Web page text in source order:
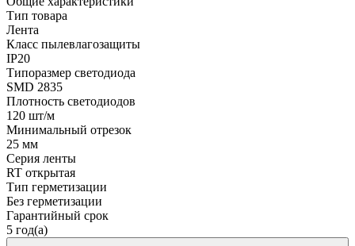
Тип товара
Лента
Класс пылевлагозащиты
IP20
Типоразмер светодиода
SMD 2835
Плотность светодиодов
120 шт/м
Минимальный отрезок
25 мм
Серия ленты
RT открытая
Тип герметизации
Без герметизации
Гарантийный срок
5 год(а)